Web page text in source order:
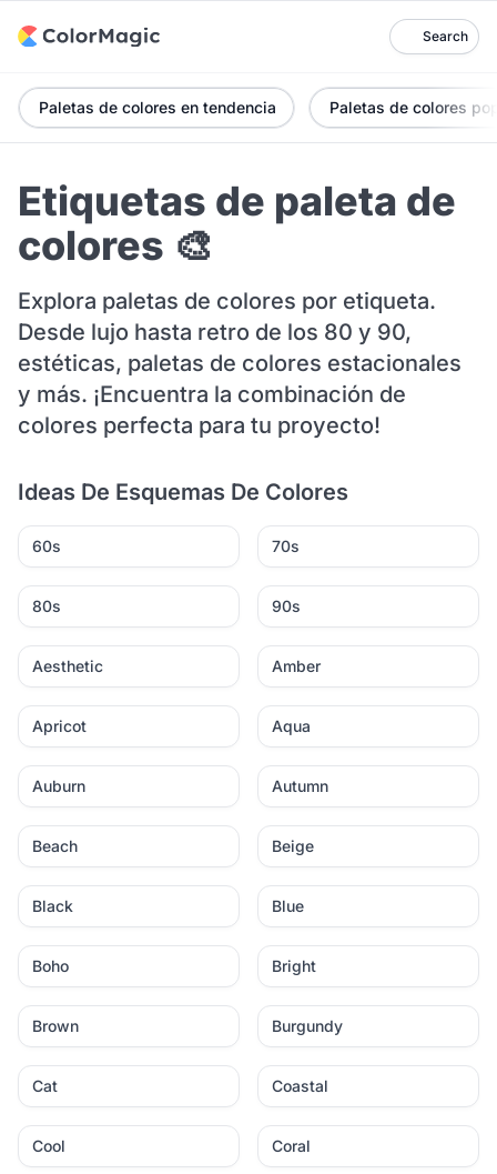
Search
Paletas de colores en tendencia Paletas de colores
Etiquetas de paleta de
colores 🎨
Explora paletas de colores por etiqueta.
Desde lujo hasta retro de los 80 y 90,
estéticas, paletas de colores estacionales
y más. ¡Encuentra la combinación de
colores perfecta para tu proyecto!
Ideas De Esquemas De Colores
60s 70s
80s 90s
Aesthetic Amber
Apricot Aqua
Auburn Autumn
Beach Beige
Black Blue
Boho Bright
Brown Burgundy
Cat Coastal
Cool Coral